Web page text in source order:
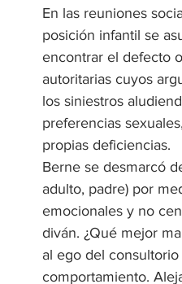
En las reuniones
posición infantil se
encontrar el defecto
autoritarias cuyos
los siniestros
preferencias
propias deficiencias.
Berne se desmarcó
adulto, padre) por
emocionales y no
diván. ¿Qué mejor
al ego del consultorio
comportamiento.